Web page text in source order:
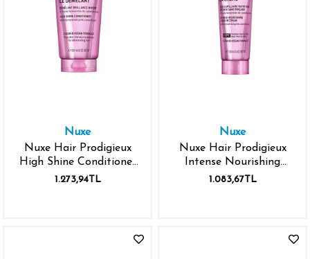
Nuxe
Nuxe Hair Prodigieux
High Shine Conditioner
200 ml
1.273,94TL
Nuxe
Nuxe Hair Prodigieux
Intense Nourishing
Leave In Cream 100 ml
1.083,67TL